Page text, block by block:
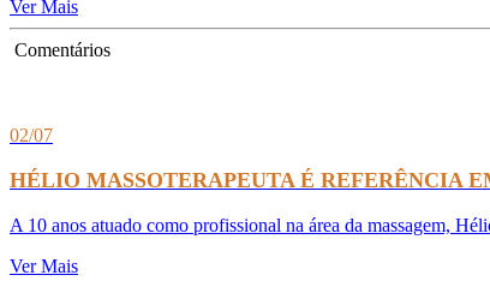
Ver Mais
Comentários
02/07
HÉLIO MASSOTERAPEUTA É REFERÊNCIA
A 10 anos atuado como profissional na área da massagem,
Ver Mais